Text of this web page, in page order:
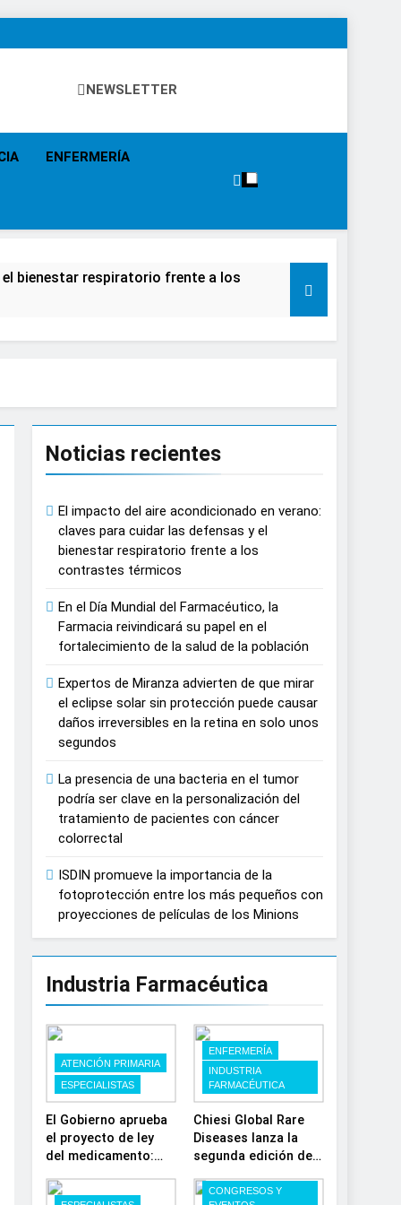
NEWSLETTER
ENFERMERÍA
bienestar respiratorio frente a los
daños irreversibles en la retina
proyecciones de películas de los
lactante
playas y otros espacios al aire
estratégica y modernización
muscular del deportista
Noticias recientes
El impacto del aire acondicionado en verano:
claves para cuidar las defensas y el
bienestar respiratorio frente a los
contrastes térmicos
En el Día Mundial del Farmacéutico, la
Farmacia reivindicará su papel en el
fortalecimiento de la salud de la población
Expertos de Miranza advierten de que mirar
el eclipse solar sin protección puede causar
daños irreversibles en la retina en solo unos
segundos
La presencia de una bacteria en el tumor
podría ser clave en la personalización del
tratamiento de pacientes con cáncer
colorrectal
ISDIN promueve la importancia de la
fotoprotección entre los más pequeños con
proyecciones de películas de los Minions
Industria Farmacéutica
ATENCIÓN PRIMARIA
ESPECIALISTAS
El Gobierno aprueba
el proyecto de ley
del medicamento:
autonomía
ENFERMERÍA
INDUSTRIA
FARMACÉUTICA
Chiesi Global Rare
Diseases lanza la
segunda edición de
impulsar la
CONGRESOS Y